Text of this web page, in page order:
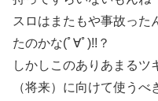
スロはまたもや事故った
たのかな(ﾟ∀ﾟ)!!？
しかしこのありあまるツ
（将来）に向けて使う